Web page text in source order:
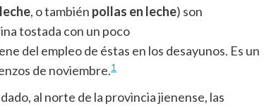
, o también pollas en leche) son
tostada con un poco
del empleo de éstas en los desayunos. Es un
de noviembre.1
al norte de la provincia jienense, las